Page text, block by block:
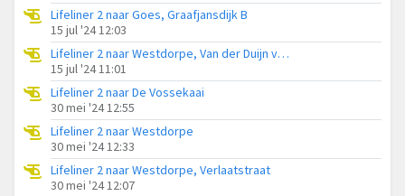
Lifeliner 2 naar Goes, Graafjansdijk B
15 jul '24 12:03
Lifeliner 2 naar Westdorpe, Van der Duijn van Maasdamweg
15 jul '24 11:01
Lifeliner 2 naar De Vossekaai
30 mei '24 12:55
Lifeliner 2 naar Westdorpe
30 mei '24 12:33
Lifeliner 2 naar Westdorpe, Verlaatstraat
30 mei '24 12:07